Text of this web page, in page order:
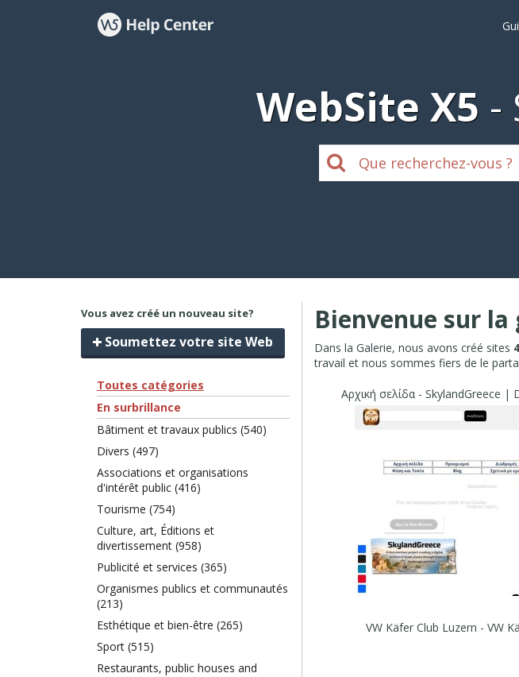
WebSite X5
Vous avez créé un nouveau site?
Soumettez votre site Web
Toutes catégories
En surbrillance
Bâtiment et travaux publics (540)
Divers (497)
Associations et organisations
d'intérêt public (416)
Tourisme (754)
Culture, art, Éditions et
divertissement (958)
Publicité et services (365)
Organismes publics et communautés
(213)
Esthétique et bien-être (265)
Sport (515)
Restaurants, public houses and
Bienvenue sur la
Dans la Galerie, nous avons créé sites
travail et nous sommes fiers de le
VW Käfer Club Luzern - VW